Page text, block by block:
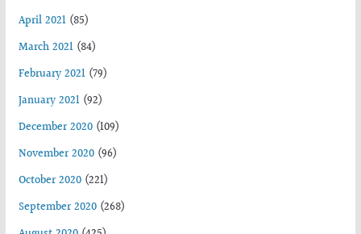
April 2021(85)
March 2021(84)
February 2021(79)
January 2021(92)
December 2020(109)
November 2020(96)
October 2020(221)
September 2020(268)